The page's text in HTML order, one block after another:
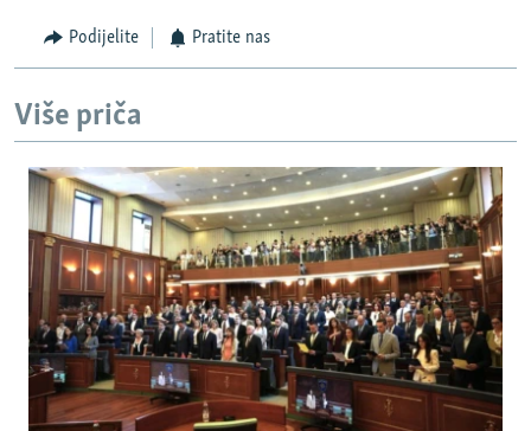
Podijelite Pratite nas
Više priča